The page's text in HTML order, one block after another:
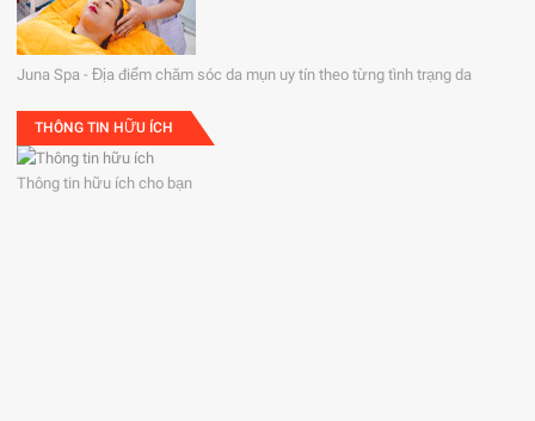
Juna Spa - Địa điểm chăm sóc da mụn uy tín theo từng tình trạng da
THÔNG TIN HỮU ÍCH
Thông tin hữu ích cho bạn